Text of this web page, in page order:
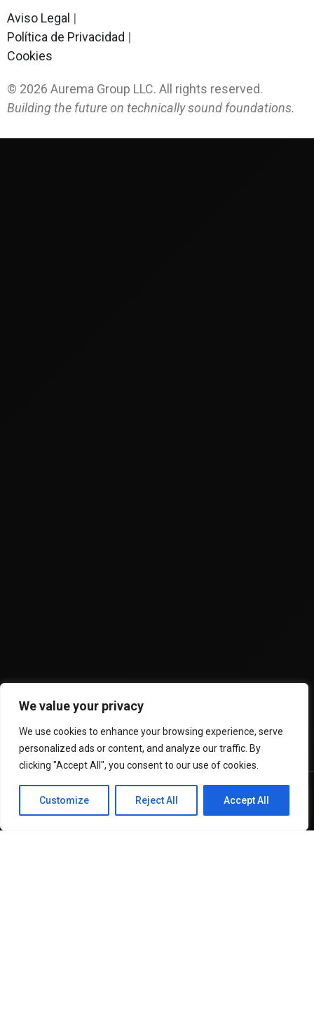
We value your privacy
We use cookies to enhance your browsing experience, serve
personalized ads or content, and analyze our traffic. By
clicking "Accept All", you consent to our use of cookies.
Customize Reject All Accept All
Aviso Legal |
Política de Privacidad |
Cookies
© 2026 Aurema Group LLC. All rights reserved.
Building the future on technically sound foundations.